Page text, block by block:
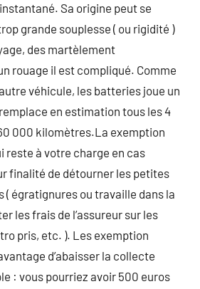
Sa origine peut se
grande souplesse ( ou rigidité )
des martèlement
rouage il est compliqué. Comme
véhicule, les batteries joue un
en estimation tous les 4
000 kilomètres.La exemption
reste à votre charge en cas
finalité de détourner les petites
( égratignures ou travaille dans la
les frais de l’assureur sur les
pris, etc. ). Les exemption
d’abaisser la collecte
: vous pourriez avoir 500 euros